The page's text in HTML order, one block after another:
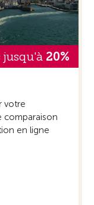
jusqu'à 20%
votre
comparaison
en ligne